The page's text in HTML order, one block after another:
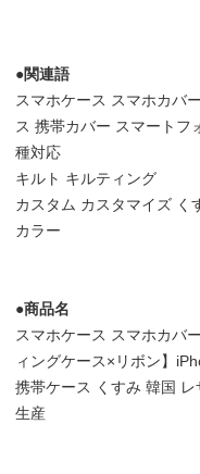
●関連語
スマホケース スマホカバ
ス 携帯カバー スマートフ
種対応
キルト キルティング
カスタム カスタマイズ く
カラー
●商品名
スマホケース スマホカバ
ィングケース×リボン】
携帯ケース くすみ 韓国
生産